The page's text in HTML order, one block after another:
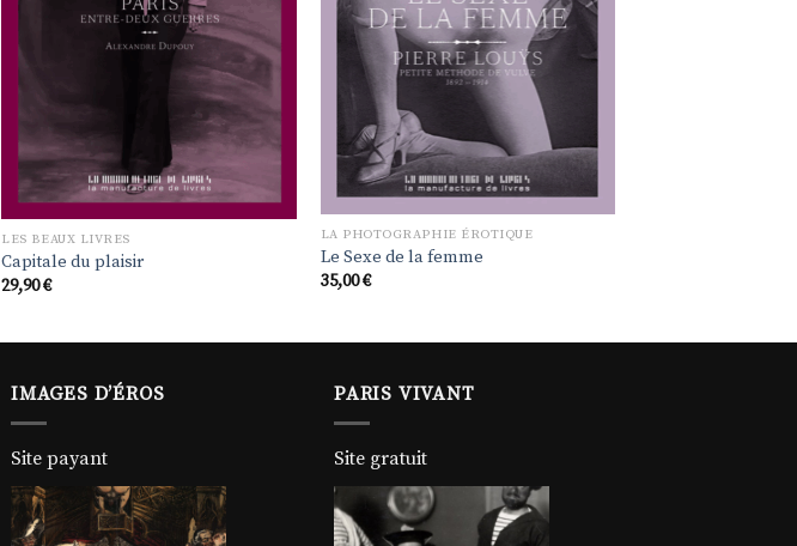
LES BEAUX LIVRES
Capitale du plaisir
29,90€
LA PHOTOGRAPHIE ÉROTIQUE
Le Sexe de la femme
35,00€
IMAGES D’ÉROS
Site payant
PARIS VIVANT
Site gratuit